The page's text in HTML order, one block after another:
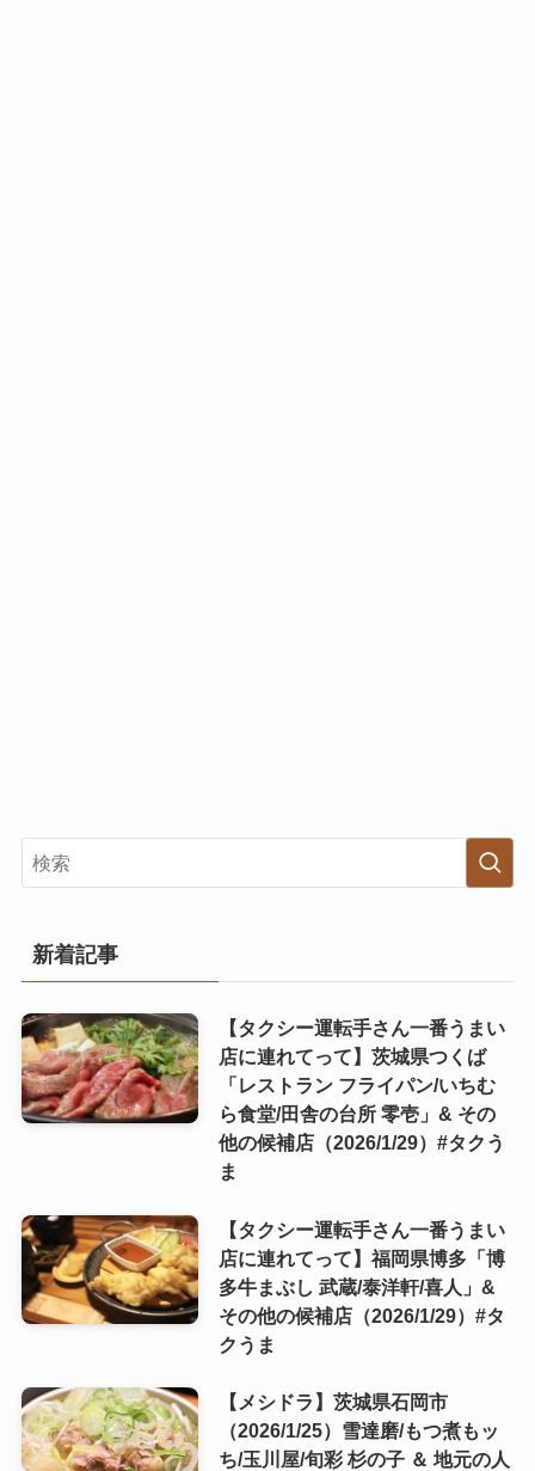
新着記事
【タクシー運転手さん一番うまい
店に連れてって】茨城県つくば
「レストラン フライパン/いちむ
ら食堂/田舎の台所 零壱」& その
他の候補店（2026/1/29）#タクう
ま
【タクシー運転手さん一番うまい
店に連れてって】福岡県博多「博
多牛まぶし 武蔵/泰洋軒/喜人」&
その他の候補店（2026/1/29）#タ
クうま
【メシドラ】茨城県石岡市
（2026/1/25）雪達磨/もつ煮もッ
ち/玉川屋/旬彩 杉の子 ＆ 地元の人